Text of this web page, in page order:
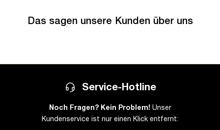
Das sagen unsere Kunden über uns
Service-Hotline
Noch Fragen? Kein Problem! Unser
Kundenservice ist nur einen Klick entfernt: